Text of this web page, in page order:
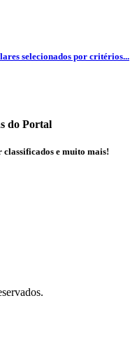
selecionados por critérios...
do Portal
e muito mais!